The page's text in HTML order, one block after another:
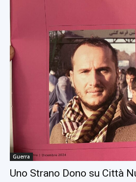
Guerra
Uno Strano Dono su Città